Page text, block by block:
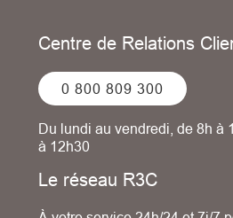
Centre de Relations
0 800 809 300
Du lundi au vendredi, de 8h à
à 12h30
Le réseau R3C